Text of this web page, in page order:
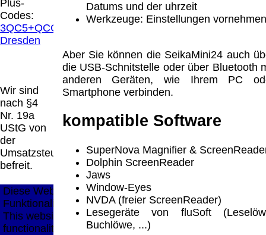
Plus-
Codes:
3QC5+QCG
Dresden
Wir sind
nach §4
Nr. 19a
UStG von
der
Umsatzsteuer
befreit.
Datums und der uhrzeit
Werkzeuge: Einstellungen vornehmen
Aber Sie können die SeikaMini24 auch
die USB-Schnitstelle oder über Bluetooth
anderen Geräten, wie Ihrem PC
Smartphone verbinden.
kompatible Software
SuperNova Magnifier &
Dolphin ScreenReader
Jaws
Window-Eyes
NVDA (freier ScreenReader)
Lesegeräte von fluSoft
Buchlöwe, ...)
gelinkten Seiten auf unserer Homepage und
machen uns diese Inhalte nicht zu eigen.
Diese Erklärung gilt für alle auf unserer
Homepage angebrachten Links.
Die Europäische Kommission stellt eine
Plattform zur Online-Streitbeilegung (OS)
bereit. Die Plattform finden Sie unter
http://ec.europa.eu/consumers/odr/Unsere E-
Mailadresse lautet:
Seitenanfang Impressum AGB Widerruf
Datenschutz
Katalog (PDF)
Sitemap
große Anzeige Schließen X
Diese Website nutzt Cookies, um bestmögliche
Funktionalität bieten zu können.
This website uses cookies to provide the best possible
functionality.